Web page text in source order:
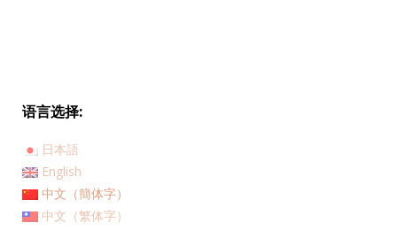
语言选择:
日本語
English
中文（簡体字）
中文（繁体字）